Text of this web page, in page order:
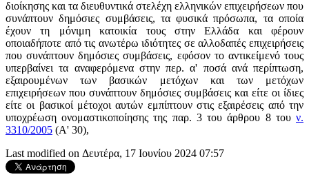
διοίκησης και τα διευθυντικά στελέχη ελληνικών επιχειρήσεων που
συνάπτουν δημόσιες συμβάσεις, τα φυσικά πρόσωπα, τα οποία
έχουν τη μόνιμη κατοικία τους στην Ελλάδα και φέρουν
οποιαδήποτε από τις ανωτέρω ιδιότητες σε αλλοδαπές επιχειρήσεις
που συνάπτουν δημόσιες συμβάσεις, εφόσον το αντικείμενό τους
υπερβαίνει τα αναφερόμενα στην περ. α' ποσά ανά περίπτωση,
εξαιρουμένων των βασικών μετόχων και των μετόχων
επιχειρήσεων που συνάπτουν δημόσιες συμβάσεις και είτε οι ίδιες
είτε οι βασικοί μέτοχοι αυτών εμπίπτουν στις εξαιρέσεις από την
υποχρέωση ονομαστικοποίησης της παρ. 3 του άρθρου 8 του ν.
3310/2005 (Α' 30),
Last modified on Δευτέρα, 17 Ιουνίου 2024 07:57